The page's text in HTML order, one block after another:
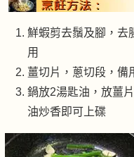
鮮蝦剪去鬚及腳，去
用
薑切片，蔥切段，備
鍋放2湯匙油，放薑
油炒香即可上碟